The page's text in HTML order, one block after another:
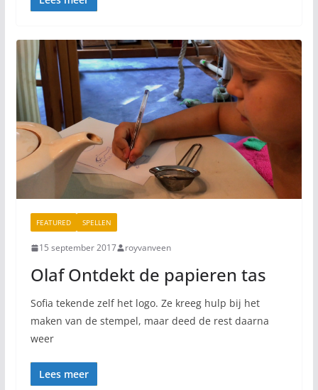
FEATURED SPELLEN
15 september 2017 royvanveen
Olaf Ontdekt de papieren tas
Sofia tekende zelf het logo. Ze kreeg hulp bij het
maken van de stempel, maar deed de rest daarna
weer
Lees meer